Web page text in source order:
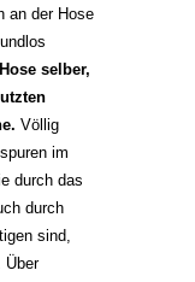
an der Hose
selber,
Völlig
im
durch das
durch
sind,
Über